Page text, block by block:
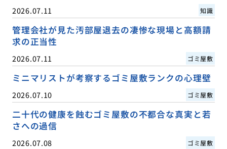
2026.07.11 知識
管理会社が見た汚部屋退去の凄惨な現場と高額請
求の正当性
2026.07.11 ゴミ屋敷
ミニマリストが考察するゴミ屋敷ランクの心理壁
2026.07.10 ゴミ屋敷
二十代の健康を蝕むゴミ屋敷の不都合な真実と若
さへの過信
2026.07.08 ゴミ屋敷